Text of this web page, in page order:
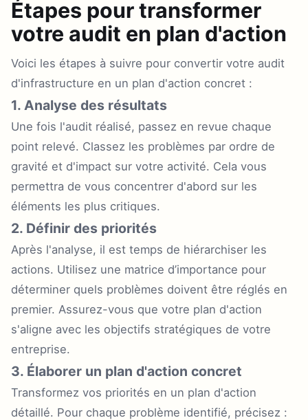
Étapes pour transformer
votre audit en plan d'action
Voici les étapes à suivre pour convertir votre audit
d'infrastructure en un plan d'action concret :
1. Analyse des résultats
Une fois l'audit réalisé, passez en revue chaque
point relevé. Classez les problèmes par ordre de
gravité et d'impact sur votre activité. Cela vous
permettra de vous concentrer d'abord sur les
éléments les plus critiques.
2. Définir des priorités
Après l'analyse, il est temps de hiérarchiser les
actions. Utilisez une matrice d’importance pour
déterminer quels problèmes doivent être réglés en
premier. Assurez-vous que votre plan d'action
s'aligne avec les objectifs stratégiques de votre
entreprise.
3. Élaborer un plan d'action concret
Transformez vos priorités en un plan d'action
détaillé. Pour chaque problème identifié, précisez :